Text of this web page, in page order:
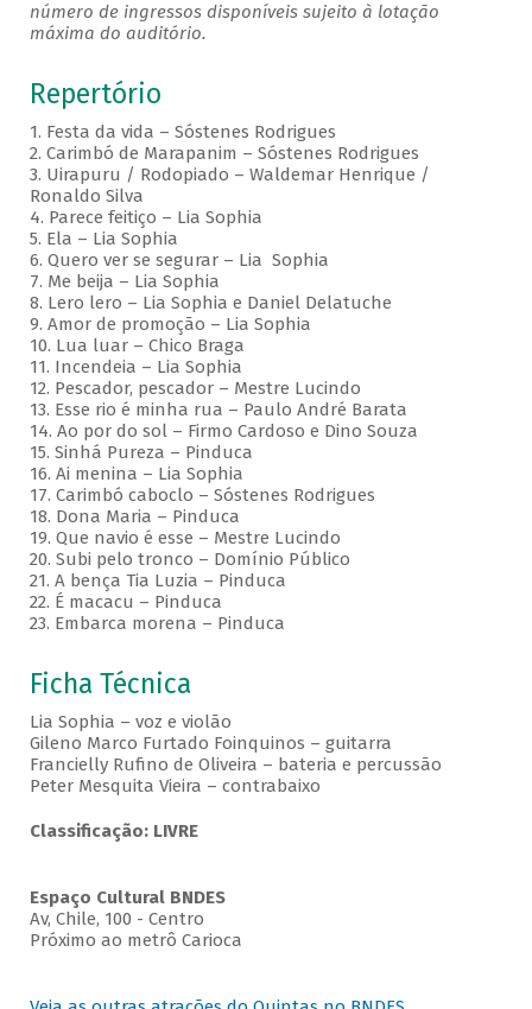
número de ingressos disponíveis sujeito à lotação
máxima do auditório.
Repertório
1. Festa da vida – Sóstenes Rodrigues
2. Carimbó de Marapanim – Sóstenes Rodrigues
3. Uirapuru / Rodopiado – Waldemar Henrique /
Ronaldo Silva
4. Parece feitiço – Lia Sophia
5. Ela – Lia Sophia
6. Quero ver se segurar – Lia Sophia
7. Me beija – Lia Sophia
8. Lero lero – Lia Sophia e Daniel Delatuche
9. Amor de promoção – Lia Sophia
10. Lua luar – Chico Braga
11. Incendeia – Lia Sophia
12. Pescador, pescador – Mestre Lucindo
13. Esse rio é minha rua – Paulo André Barata
14. Ao por do sol – Firmo Cardoso e Dino Souza
15. Sinhá Pureza – Pinduca
16. Ai menina – Lia Sophia
17. Carimbó caboclo – Sóstenes Rodrigues
18. Dona Maria – Pinduca
19. Que navio é esse – Mestre Lucindo
20. Subi pelo tronco – Domínio Público
21. A bença Tia Luzia – Pinduca
22. É macacu – Pinduca
23. Embarca morena – Pinduca
Ficha Técnica
Lia Sophia – voz e violão
Gileno Marco Furtado Foinquinos – guitarra
Francielly Rufino de Oliveira – bateria e percussão
Peter Mesquita Vieira – contrabaixo
Classificação: LIVRE
Espaço Cultural BNDES
Av, Chile, 100 - Centro
Próximo ao metrô Carioca